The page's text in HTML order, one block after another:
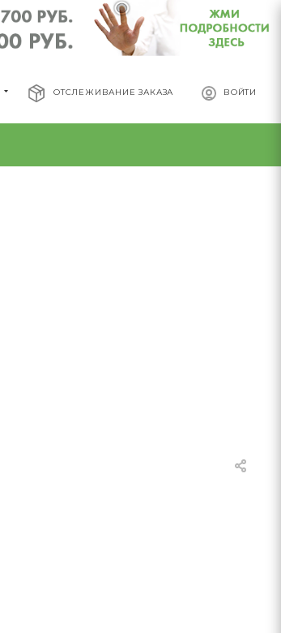
ОТСЛЕЖИВАНИЕ ЗАКАЗА ВОЙТИ